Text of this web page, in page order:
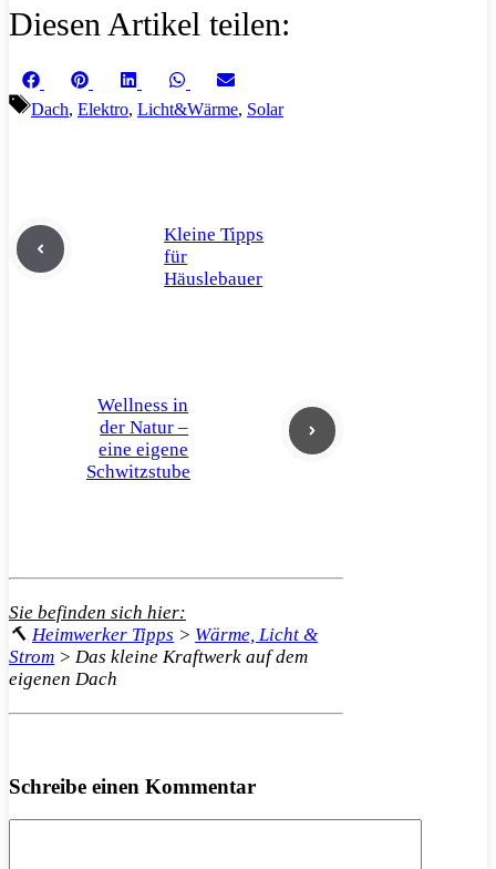
Diesen Artikel teilen:
Share
on
FacebookShare
on
Pinterest Share
on
LinkedInShare
on
WhatsApp
Share
on
Schlagwörter
Dach, Elektro, Licht&Wärme, Solar
Kleine Tipps
für
Häuslebauer
Wellness in
der Natur –
eine eigene
Schwitzstube
Sie befinden sich hier:
🔨 Heimwerker Tipps > Wärme, Licht &
Strom > Das kleine Kraftwerk auf dem
eigenen Dach
Schreibe einen Kommentar